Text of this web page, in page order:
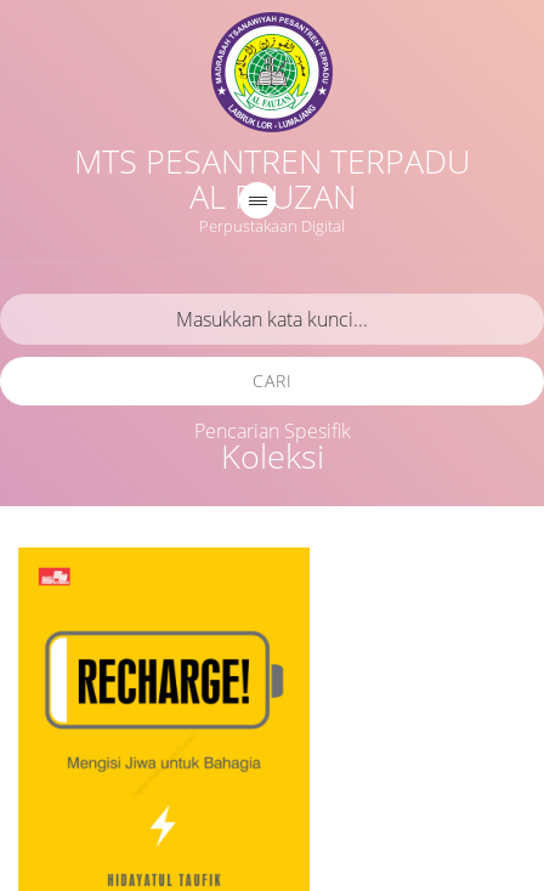
MTS PESANTREN TERPADU
AL FAUZAN
Perpustakaan Digital
Koleksi
CARI
Pencarian Spesifik